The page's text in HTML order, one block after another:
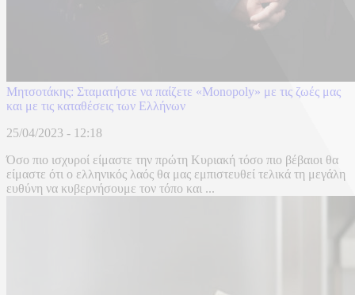
Μητσοτάκης: Σταματήστε να παίζετε «Monopoly» με τις ζωές μας
και με τις καταθέσεις των Ελλήνων
25/04/2023 - 12:18
Όσο πιο ισχυροί είμαστε την πρώτη Κυριακή τόσο πιο βέβαιοι θα
είμαστε ότι ο ελληνικός λαός θα μας εμπιστευθεί τελικά τη μεγάλη
ευθύνη να κυβερνήσουμε τον τόπο και ...